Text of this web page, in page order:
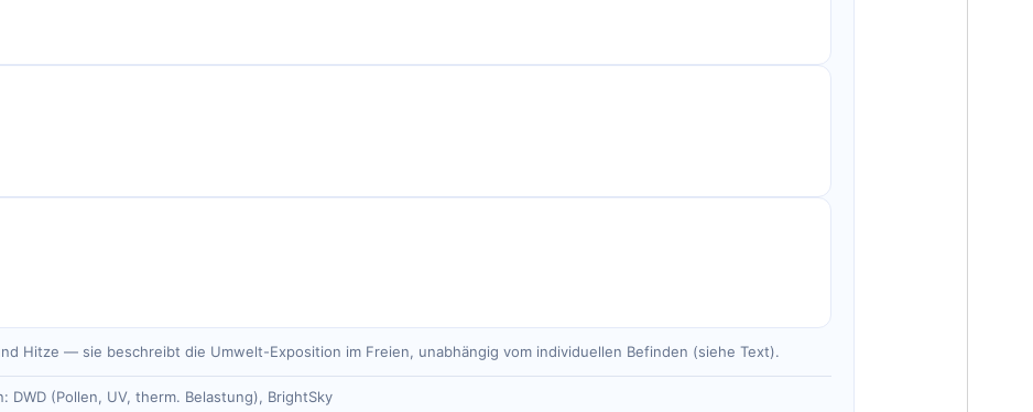
Hitze — sie beschreibt die Umwelt-Exposition im Freien, unabhängig vom individuellen Befinden (siehe Text).
DWD (Pollen, UV, therm. Belastung), BrightSky